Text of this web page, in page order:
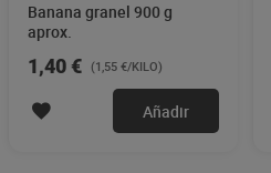
Banana granel 900 g
aprox.
1,40 € (1,55 €/KILO)
Añadir